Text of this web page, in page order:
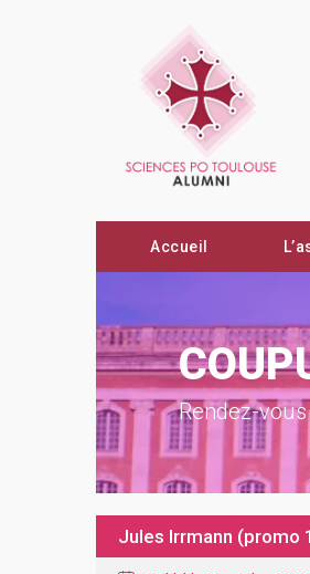
Accueil
Rendez-
Jules Irrmann (promo